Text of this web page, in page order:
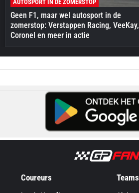
AUTOSPORT IN DE ZOMERSTOP
Geen F1, maar wel autosport in de
zomerstop: Verstappen Racing, VeeKay,
Coronel en meer in actie
Coureurs Teams